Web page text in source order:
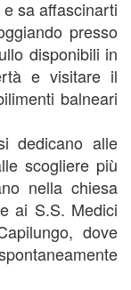
sa affascinarti
presso
disponibili in
e visitare il
balneari
dedicano alle
scogliere più
nella chiesa
ai S.S. Medici
dove